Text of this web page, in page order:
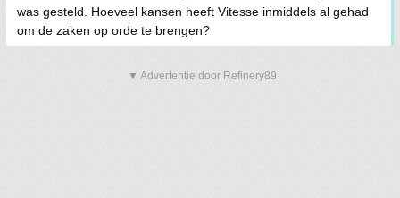
was gesteld. Hoeveel kansen heeft Vitesse inmiddels al gehad
om de zaken op orde te brengen?
▼ Advertentie door Refinery89